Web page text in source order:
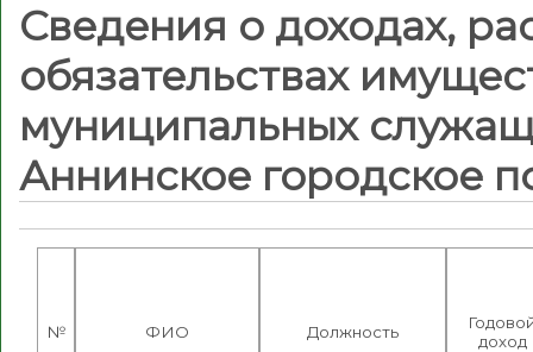
Сведения о доходах,
обязательствах
муниципальных
Аннинское городское
№ ФИО Должность
доход